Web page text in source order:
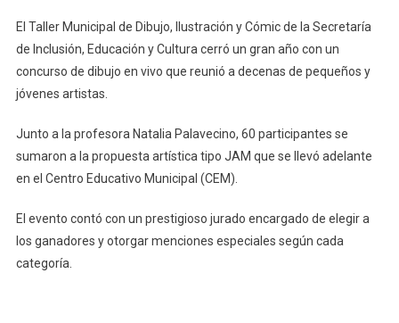
El Taller Municipal de Dibujo, Ilustración y Cómic de la Secretaría
de Inclusión, Educación y Cultura cerró un gran año con un
concurso de dibujo en vivo que reunió a decenas de pequeños y
jóvenes artistas.
Junto a la profesora Natalia Palavecino, 60 participantes se
sumaron a la propuesta artística tipo JAM que se llevó adelante
en el Centro Educativo Municipal (CEM).
El evento contó con un prestigioso jurado encargado de elegir a
los ganadores y otorgar menciones especiales según cada
categoría.